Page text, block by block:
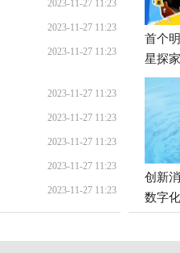
2023-11-27 11:23
2023-11-27 11:23
2023-11-27 11:23
2023-11-27 11:23
2023-11-27 11:23
2023-11-27 11:23
2023-11-27 11:23
2023-11-27 11:23
首个
星探
创新
数字